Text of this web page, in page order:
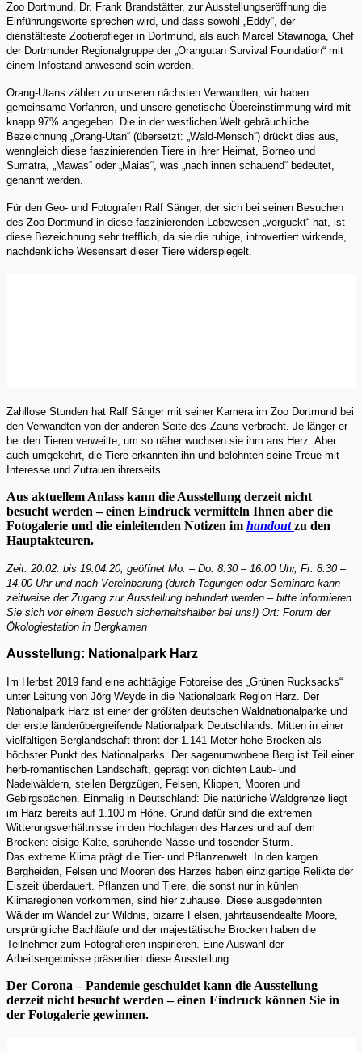
Zoo Dortmund, Dr. Frank Brandstätter, zur Ausstellungseröffnung die
Einführungsworte sprechen wird, und dass sowohl „Eddy“, der
dienstälteste Zootierpfleger in Dortmund, als auch Marcel Stawinoga, Chef
der Dortmunder Regionalgruppe der „Orangutan Survival Foundation“ mit
einem Infostand anwesend sein werden.
Orang-Utans zählen zu unseren nächsten Verwandten; wir haben
gemeinsame Vorfahren, und unsere genetische Übereinstimmung wird mit
knapp 97% angegeben. Die in der westlichen Welt gebräuchliche
Bezeichnung „Orang-Utan“ (übersetzt: „Wald-Mensch“) drückt dies aus,
wenngleich diese faszinierenden Tiere in ihrer Heimat, Borneo und
Sumatra, „Mawas“ oder „Maias“, was „nach innen schauend“ bedeutet,
genannt werden.
Für den Geo- und Fotografen Ralf Sänger, der sich bei seinen Besuchen
des Zoo Dortmund in diese faszinierenden Lebewesen „verguckt“ hat, ist
diese Bezeichnung sehr trefflich, da sie die ruhige, introvertiert wirkende,
nachdenkliche Wesensart dieser Tiere widerspiegelt.
Zahllose Stunden hat Ralf Sänger mit seiner Kamera im Zoo Dortmund bei
den Verwandten von der anderen Seite des Zauns verbracht. Je länger er
bei den Tieren verweilte, um so näher wuchsen sie ihm ans Herz. Aber
auch umgekehrt, die Tiere erkannten ihn und belohnten seine Treue mit
Interesse und Zutrauen ihrerseits.
Aus aktuellem Anlass kann die Ausstellung derzeit nicht
besucht werden – einen Eindruck vermitteln Ihnen aber die
Fotogalerie und die einleitenden Notizen im handout zu den
Hauptakteuren.
Zeit: 20.02. bis 19.04.20, geöffnet Mo. – Do. 8.30 – 16.00 Uhr, Fr. 8.30 –
14.00 Uhr und nach Vereinbarung (durch Tagungen oder Seminare kann
zeitweise der Zugang zur Ausstellung behindert werden – bitte informieren
Sie sich vor einem Besuch sicherheitshalber bei uns!) Ort: Forum der
Ökologiestation in Bergkamen
Ausstellung: Nationalpark Harz
Im Herbst 2019 fand eine achttägige Fotoreise des „Grünen Rucksacks“
unter Leitung von Jörg Weyde in die Nationalpark Region Harz. Der
Nationalpark Harz ist einer der größten deutschen Waldnationalparke und
der erste länderübergreifende Nationalpark Deutschlands. Mitten in einer
vielfältigen Berglandschaft thront der 1.141 Meter hohe Brocken als
höchster Punkt des Nationalparks. Der sagenumwobene Berg ist Teil einer
herb-romantischen Landschaft, geprägt von dichten Laub- und
Nadelwäldern, steilen Bergzügen, Felsen, Klippen, Mooren und
Gebirgsbächen. Einmalig in Deutschland: Die natürliche Waldgrenze liegt
im Harz bereits auf 1.100 m Höhe. Grund dafür sind die extremen
Witterungsverhältnisse in den Hochlagen des Harzes und auf dem
Brocken: eisige Kälte, sprühende Nässe und tosender Sturm.
Das extreme Klima prägt die Tier- und Pflanzenwelt. In den kargen
Bergheiden, Felsen und Mooren des Harzes haben einzigartige Relikte der
Eiszeit überdauert. Pflanzen und Tiere, die sonst nur in kühlen
Klimaregionen vorkommen, sind hier zuhause. Diese ausgedehnten
Wälder im Wandel zur Wildnis, bizarre Felsen, jahrtausendealte Moore,
ursprüngliche Bachläufe und der majestätische Brocken haben die
Teilnehmer zum Fotografieren inspirieren. Eine Auswahl der
Arbeitsergebnisse präsentiert diese Ausstellung.
Der Corona – Pandemie geschuldet kann die Ausstellung
derzeit nicht besucht werden – einen Eindruck können Sie in
der Fotogalerie gewinnen.